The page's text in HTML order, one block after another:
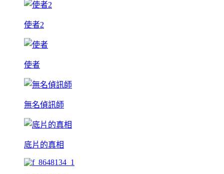
使者2
使者
無名偵訊師
底片的真相